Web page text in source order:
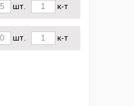
шт. к-т
шт. к-т